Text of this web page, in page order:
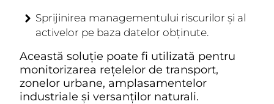
Sprijinirea managementului riscurilor și al
activelor pe baza datelor obținute.
Această soluție poate fi utilizată pentru
monitorizarea rețelelor de transport,
zonelor urbane, amplasamentelor
industriale și versanților naturali.